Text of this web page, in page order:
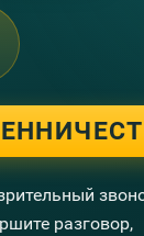
разговор,